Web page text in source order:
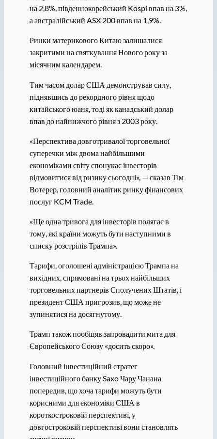
на 2,8%, південнокорейський Kospi впав на 3%,
а австралійський ASX 200 впав на 1,9%.
Ринки материкового Китаю залишалися
закритими на святкування Нового року за
місячним календарем.
Тим часом долар США демонстрував силу,
піднявшись до рекордного рівня щодо
китайського юаня, тоді як канадський долар
впав до найнижчого рівня з 2003 року.
«Перспектива довготривалої торговельної
суперечки між двома найбільшими
економіками світу спонукає інвесторів
відмовитися від ризику сьогодні», — сказав Тім
Вотерер, головний аналітик ринку фінансових
послуг KCM Trade.
«Ще одна тривога для інвесторів полягає в
тому, які країни можуть бути наступними в
списку розстрілів Трампа».
Тарифи, оголошені адміністрацією Трампа на
вихідних, спрямовані на трьох найбільших
торговельних партнерів Сполучених Штатів, і
президент США пригрозив, що може не
зупинятися на досягнутому.
Трамп також пообіцяв запровадити мита для
Європейського Союзу «досить скоро».
Головний інвестиційний стратег
інвестиційного банку Saxo Чару Чанана
попередив, що хоча тарифи можуть бути
корисними для економіки США в
короткостроковій перспективі, у
довгостроковій перспективі вони становлять